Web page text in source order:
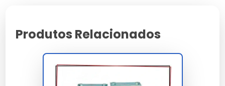
Características e Benefícios
Redução comprovada de manutenções não
programadas no sistema.
Produtos Relacionados